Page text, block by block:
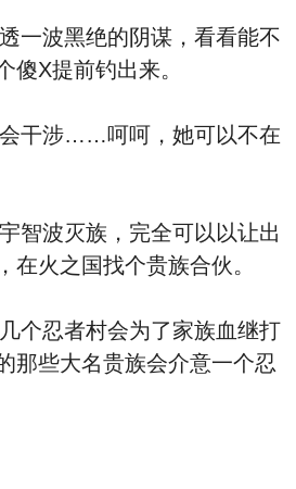
一波黑绝的阴谋，看看能不
傻X提前钓出来。
干涉……呵呵，她可以不在
智波灭族，完全可以以让出
在火之国找个贵族合伙。
个忍者村会为了家族血继打
那些大名贵族会介意一个忍